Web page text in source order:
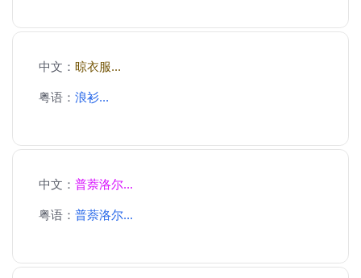
中文： 晾衣服...
粤语： 浪衫...
中文： 普萘洛尔...
粤语： 普萘洛尔...